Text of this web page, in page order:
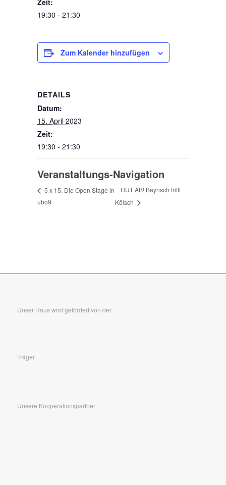
Zeit:
19:30 - 21:30
Zum Kalender hinzufügen
DETAILS
Datum:
15. April 2023
Zeit:
19:30 - 21:30
Veranstaltungs-Navigation
5 x 15. Die Open Stage in
ubo9
HUT AB! Bayrisch trifft
Kölsch
Unser Haus wird gefördert von der
Träger
Unsere Kooperationspartner